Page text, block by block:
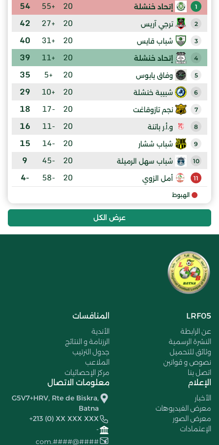
1 إتحاد خنشلة 20
+55
54
2 ترجي آريس 20
+27
42
3 شباب قايس 20
+31
40
4 إتحاد خنشلة 20
+11
39
5 وفاق يابوس 20
+5
35
6 شبيبة خنشلة 20
+10
29
7 نجم تازوقاغت 20
-17
18
8 و.أ.ر باتنة 20
-11
16
9 شباب ششار 20
-14
15
10 شباب سهل الرميلة 20
-45
9
11 أمل الزوي 20
-58
-4
الهبوط
عرض الكل
LRF05
عن الرابطة
النشرة الرسمية
وثائق للتحميل
نصوص و قوانين
اتصل بنا
المنافسات
الأندية
الرزنامة و النتائج
جدول الترتيب
الملاعب
مركز الإحصائيات
الإعلام
الأخبار
معرض الفيديوهات
معرض الصور
الإعتمادات
معلومات الاتصال
G5V7+HRV, Rte de Biskra,
Batna
+213 (0) XX XXX XXX
-
####@####.com